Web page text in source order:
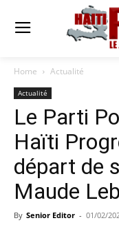
Home Actualité
Actualité
Le Parti
Haïti
départ de
Maude
By Senior Editor - 01/02/